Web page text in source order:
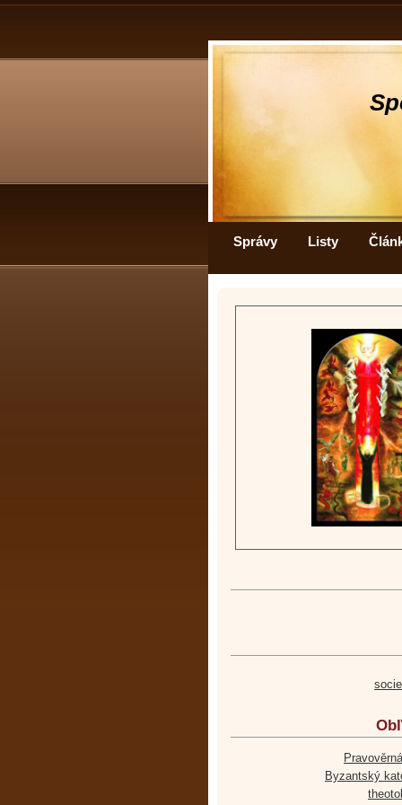
Správy Listy
Byzantský